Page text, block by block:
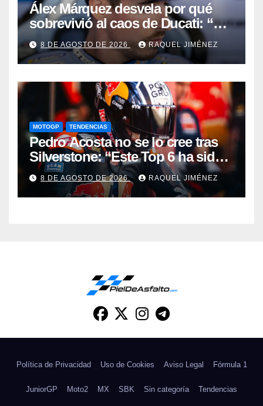
Álex Márquez desvela por qué
sobrevivió al caos de Ducati: “No
sé cómo acabé siendo el mejor”
8 DE AGOSTO DE 2026 RAQUEL JIMÉNEZ
MOTOGP TENDENCIAS
Pedro Acosta no se lo cree tras
Silverstone: “Este Top 6 ha sido
una sorpresa”
8 DE AGOSTO DE 2026 RAQUEL JIMÉNEZ
Política de Privacidad Uso de Cookies Aviso Legal Fórmula 1
JuniorGP Moto2 MX SBK Sin categoría Tendencias